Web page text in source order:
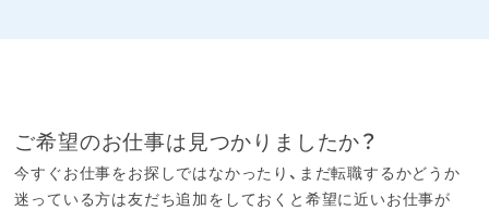
ご希望のお仕事は見つかりましたか？
今すぐお仕事をお探しではなかったり、まだ転職するかどうか
迷っている方は友だち追加をしておくと希望に近いお仕事が